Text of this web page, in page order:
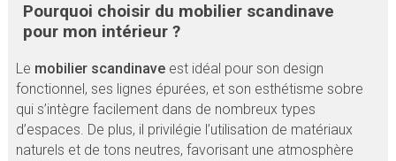
Pourquoi choisir du mobilier scandinave
pour mon intérieur ?
Le mobilier scandinaveest idéal pour son design
fonctionnel, ses lignes épurées, et son esthétisme sobre
qui s’intègre facilement dans de nombreux types
d’espaces. De plus, il privilégie l’utilisation de matériaux
naturels et de tons neutres, favorisant une atmosphère